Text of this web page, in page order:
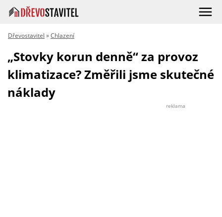
Dřevostavitel »Chlazení
„Stovky korun denně“ za provoz
klimatizace? Změřili jsme skutečné
náklady
reklama